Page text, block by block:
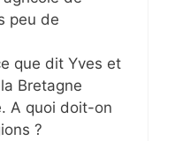
peu de
que dit Yves et
Bretagne
A quoi doit-on
?